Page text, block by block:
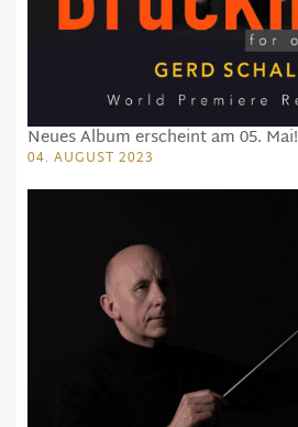
Neues Album erscheint am 05. Mai!
04. AUGUST 2023